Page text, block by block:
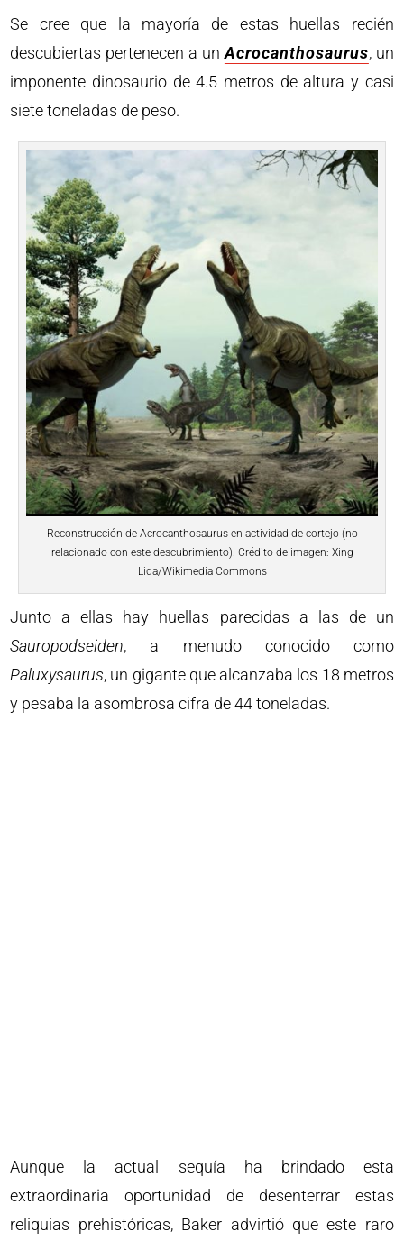
Se cree que la mayoría de estas huellas recién
descubiertas pertenecen a unAcrocanthosaurus, un
imponente dinosaurio de 4.5 metros de altura y casi
siete toneladas de peso.
Reconstrucción de Acrocanthosaurus en actividad de cortejo (no
relacionado con este descubrimiento). Crédito de imagen: Xing
Lida/Wikimedia Commons
Junto a ellas hay huellas parecidas a las de un
Sauropodseiden, a menudo conocido como
Paluxysaurus, un gigante que alcanzaba los 18 metros
y pesaba la asombrosa cifra de 44 toneladas.
Aunque la actual sequía ha brindado esta
extraordinaria oportunidad de desenterrar estas
reliquias prehistóricas, Baker advirtió que este raro